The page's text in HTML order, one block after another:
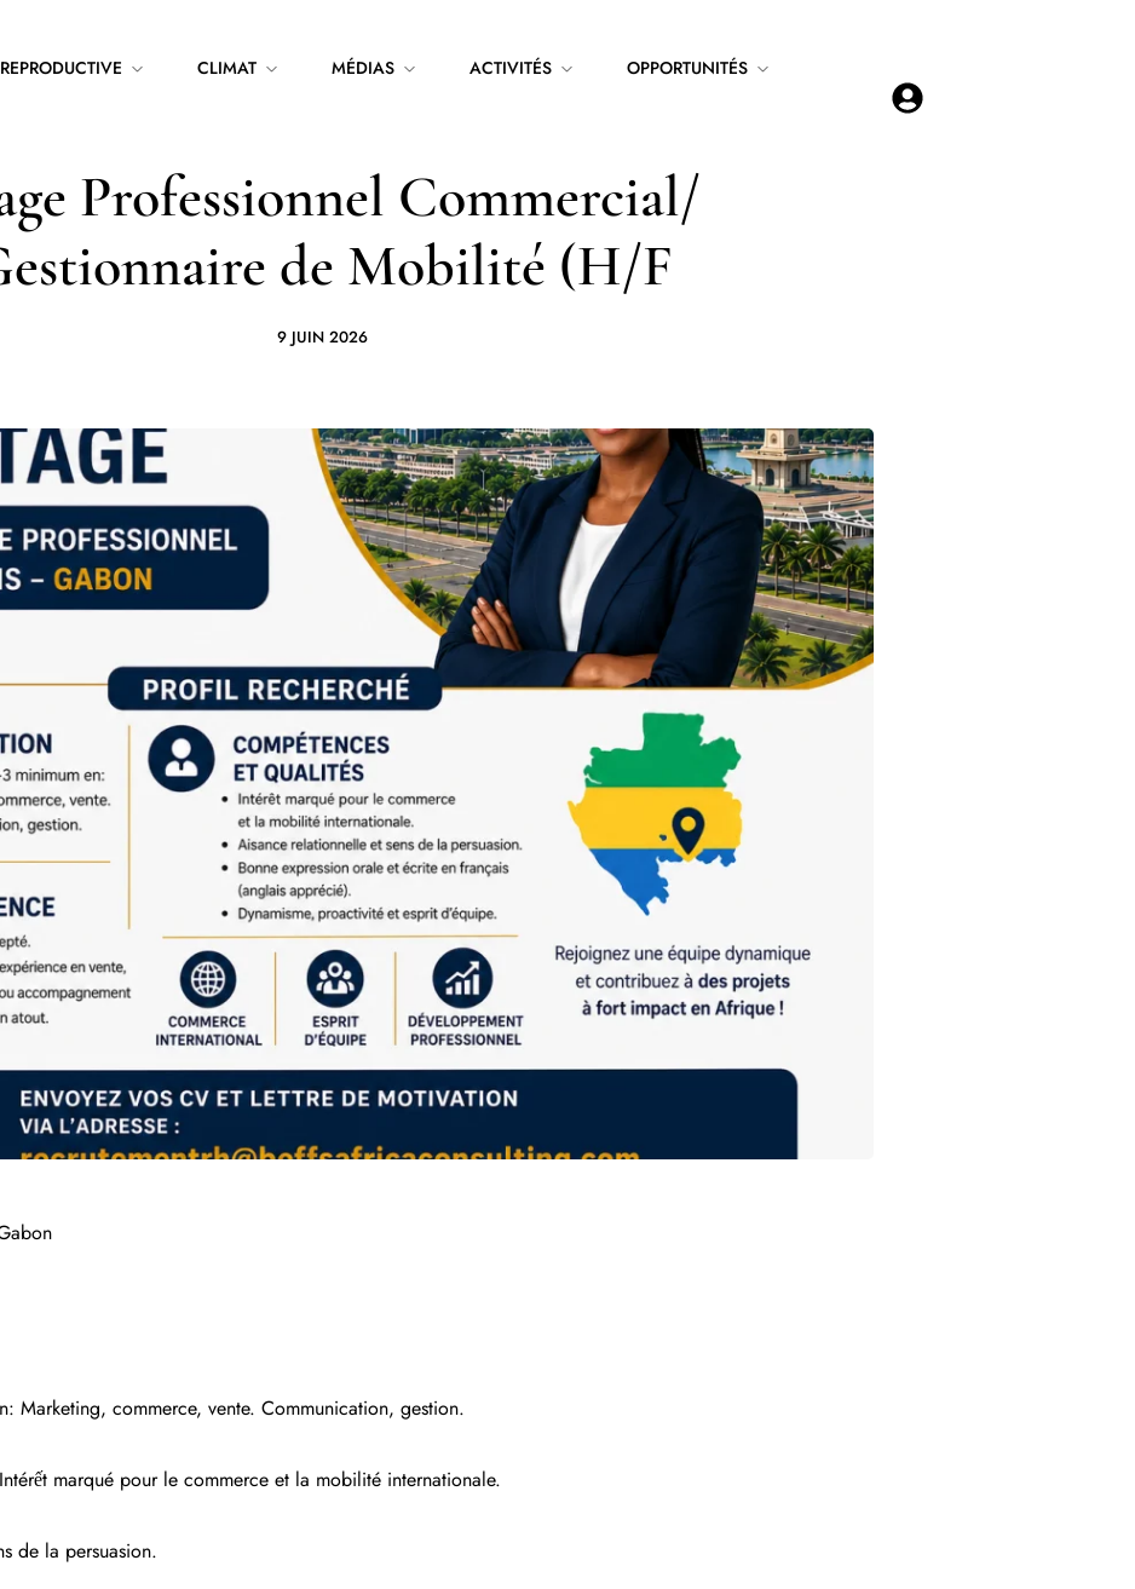
CLIMAT MÉDIAS ACTIVITÉS OPPORTUNITÉS
Professionnel Commercial/
de Mobilité (H/F
9 JUIN 2026
Marketing, commerce, vente. Communication, gestion.
marqué pour le commerce et la mobilité internationale.
de la persuasion.